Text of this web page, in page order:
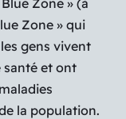
Zone » qui
gens vivent
santé et ont
la population.